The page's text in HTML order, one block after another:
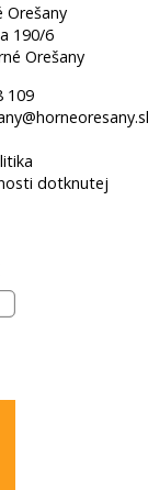
Orešany
190/6
Orešany
109
dotknutej